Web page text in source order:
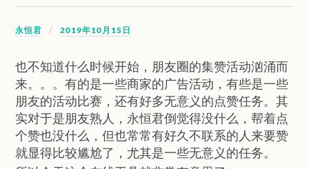
永恒君 2019年10月15日
也不知道什么时候开始，朋友圈的集赞活动汹涌而
来。。。有的是一些商家的广告活动，有些是一些
朋友的活动比赛，还有好多无意义的点赞任务。其
实对于是朋友熟人，永恒君倒觉得没什么，帮着点
个赞也没什么，但也常常有好久不联系的人来要赞
就显得比较尴尬了，尤其是一些无意义的任务。